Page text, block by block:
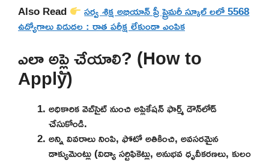
Also Read
సర్వ శిక్ష అభియాన్ ప్రీ ప్రైమరీ స్కూల్ లలో 5568
ఉద్యోగాలు విడుదల : రాత పరీక్ష లేకుండా ఎంపిక
ఎలా అప్లై చేయాలి? (How to
Apply)
అధికారిక వెబ్‌సైట్ నుంచి అప్లికేషన్ ఫార్మ్ డౌన్‌లోడ్
చేసుకోండి.
అన్ని వివరాలు నింపి, ఫోటో అతికించి, అవసరమైన
డాక్యుమెంట్లు (విద్యా సర్టిఫికెట్లు, అనుభవ ధృవీకరణలు, కులం